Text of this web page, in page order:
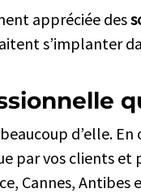
appréciée des
s’implanter
d’elle.
par vos clients
Cannes, Antibes